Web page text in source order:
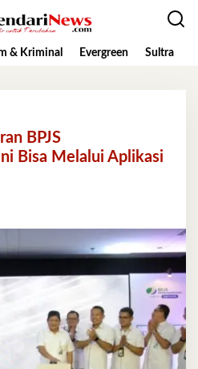
& Kriminal Evergreen Sultra
BPJS
Bisa Melalui Aplikasi